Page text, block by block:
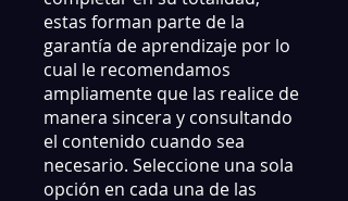
estas forman parte de la
garantía de aprendizaje por lo
cual le recomendamos
ampliamente que las realice de
manera sincera y consultando
el contenido cuando sea
necesario. Seleccione una sola
opción en cada una de las